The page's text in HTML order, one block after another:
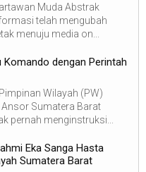
Muda Abstrak
telah mengubah
menuju media on...
Komando dengan Perintah
Wilayah (PW)
Sumatera Barat
pernah menginstruksi...
Eka Sanga Hasta
Sumatera Barat